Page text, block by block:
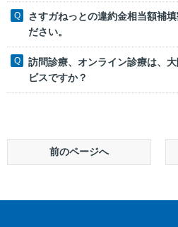
さすガねっとの違約金相当額補
ださい。
訪問診療、オンライン診療は、
ビスですか？
前のページへ